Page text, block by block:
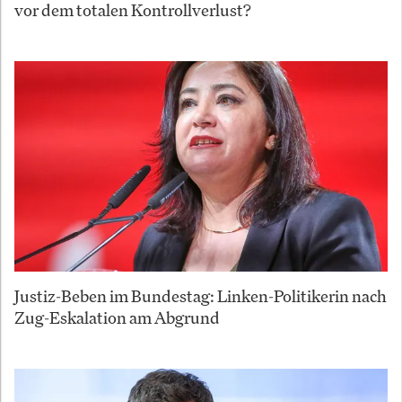
vor dem totalen Kontrollverlust?
Justiz-Beben im Bundestag: Linken-Politikerin nach
Zug-Eskalation am Abgrund